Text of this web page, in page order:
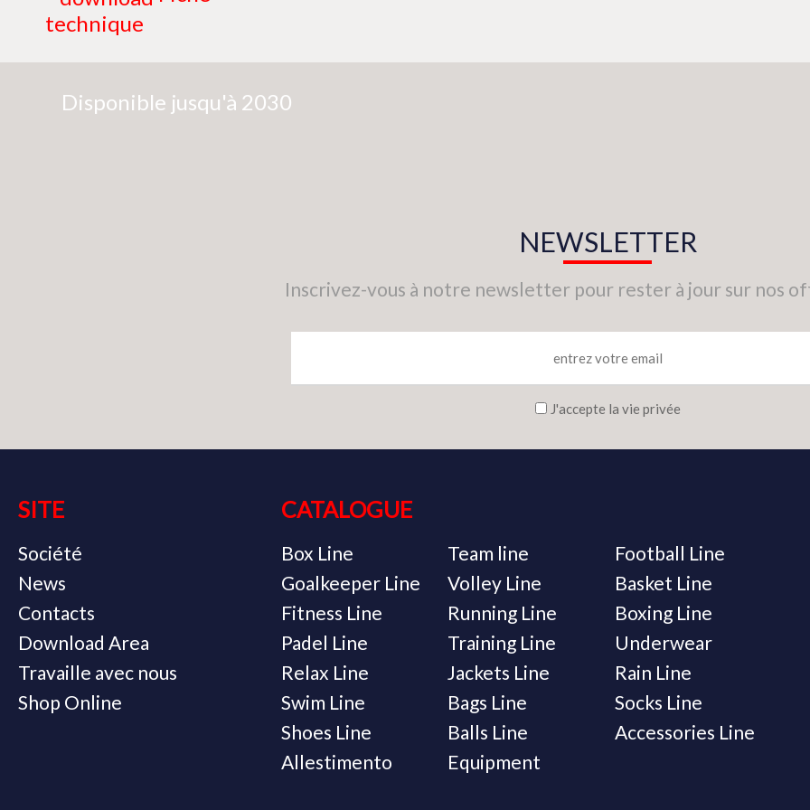
technique
Disponible jusqu'à 2030
NEWSLETTER
Inscrivez-vous à notre newsletter pour rester à jour sur nos
J'accepte la vie privée
SITE
Société
News
Contacts
Download Area
Travaille avec nous
Shop Online
CATALOGUE
Box Line Team line
Football Line
Goalkeeper Line
Volley Line
Basket Line
Fitness Line
Running Line
Boxing Line
Padel Line
Training Line
Underwear
Relax Line
Jackets Line
Rain Line
Swim Line
Bags Line
Socks Line
Shoes Line
Balls Line
Accessories Line
Allestimento
Equipment